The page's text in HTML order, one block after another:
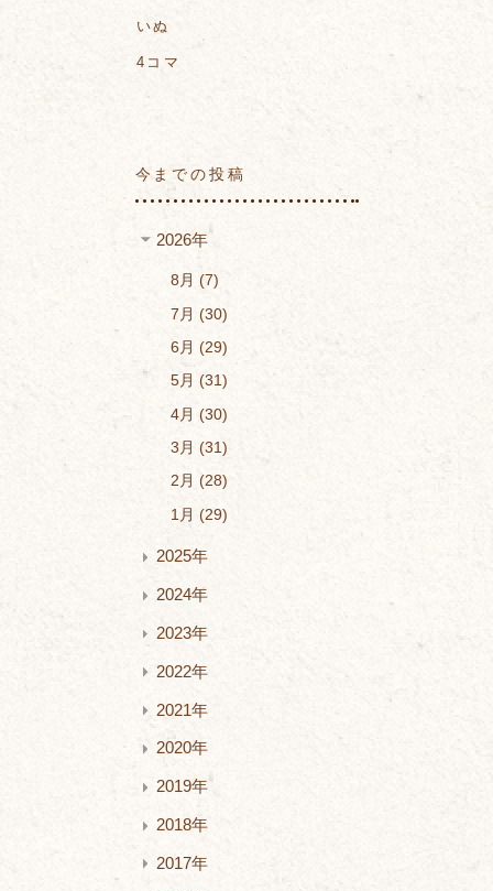
いぬ
4コマ
今までの投稿
2026年
8月
7
7月
30
6月
29
5月
31
4月
30
3月
31
2月
28
1月
29
2025年
2024年
2023年
2022年
2021年
2020年
2019年
2018年
2017年